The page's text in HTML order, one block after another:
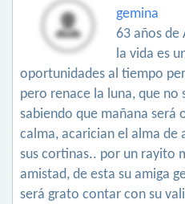
gemina
63 años de
la vida es
oportunidades al tiempo
pero renace la luna, que no
sabiendo que mañana
calma, acarician el alma de
sus cortinas.. por un rayito
amistad, de esta su amiga
será grato contar con su